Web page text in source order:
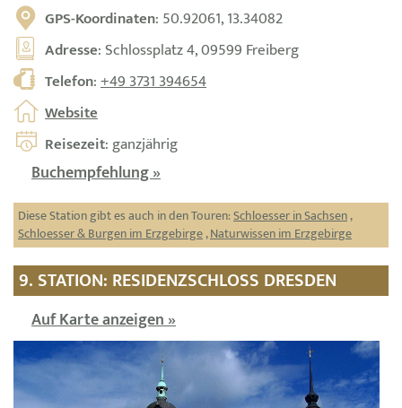
GPS-Koordinaten: 50.92061, 13.34082
Adresse: Schlossplatz 4, 09599 Freiberg
Telefon:+49 3731 394654
Website
Reisezeit: ganzjährig
Buchempfehlung »
Diese Station gibt es auch in den Touren:Schloesser in Sachsen,
Schloesser & Burgen im Erzgebirge,Naturwissen im Erzgebirge
9. STATION: RESIDENZSCHLOSS DRESDEN
Auf Karte anzeigen »